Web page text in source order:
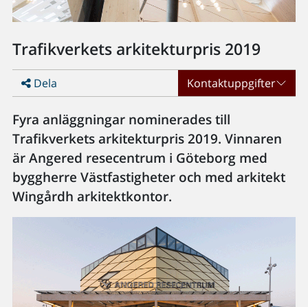
Trafikverkets arkitekturpris 2019
Dela Kontaktuppgifter
Fyra anläggningar nominerades till
Trafikverkets arkitekturpris 2019. Vinnaren
är Angered resecentrum i Göteborg med
byggherre Västfastigheter och med arkitekt
Wingårdh arkitektkontor.